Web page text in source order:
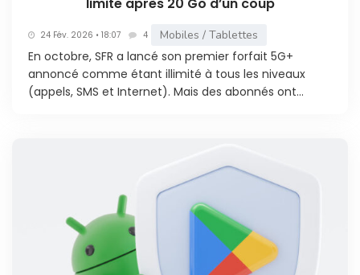
limite après 20 Go d’un coup
24 Fév. 2026 • 18:07 4 Mobiles / Tablettes
En octobre, SFR a lancé son premier forfait 5G+
annoncé comme étant illimité à tous les niveaux
(appels, SMS et Internet). Mais des abonnés ont...